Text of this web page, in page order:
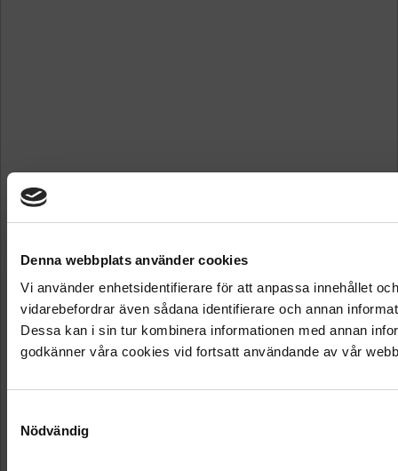
Denna webbplats använder cookies
Vi använder enhetsidentifierare för att anpassa innehållet
vidarebefordrar även sådana identifierare och annan
Dessa kan i sin tur kombinera informationen med annan
godkänner våra cookies vid fortsatt användande av vår
Nödvändig